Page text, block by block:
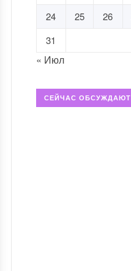
24
25 26
31
« Июл
СЕЙЧАС ОБСУЖДАЮТ